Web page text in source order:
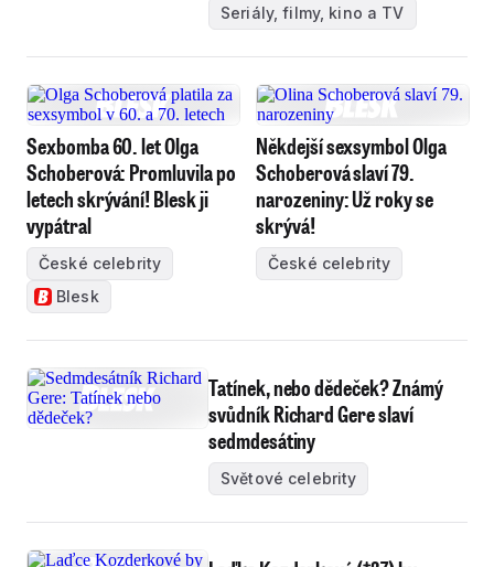
Seriály, filmy, kino a TV
Sexbomba 60. let Olga
Schoberová: Promluvila po
letech skrývání! Blesk ji
vypátral
České celebrity
Blesk
Někdejší sexsymbol Olga
Schoberová slaví 79.
narozeniny: Už roky se
skrývá!
České celebrity
Tatínek, nebo dědeček? Známý
svůdník Richard Gere slaví
sedmdesátiny
Světové celebrity